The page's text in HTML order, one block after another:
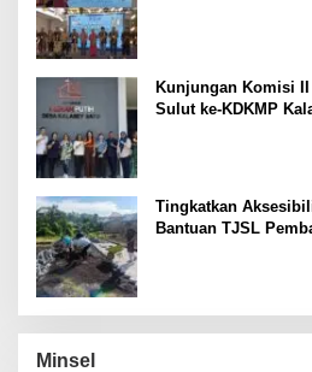
Kunjungan Komisi II
Sulut ke-KDKMP
Tingkatkan
Bantuan TJSL
Minsel